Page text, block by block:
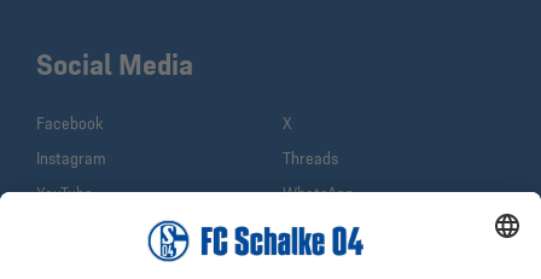
Social Media
Facebook
X
Instagram
Threads
YouTube
WhatsApp
Sina Weibo